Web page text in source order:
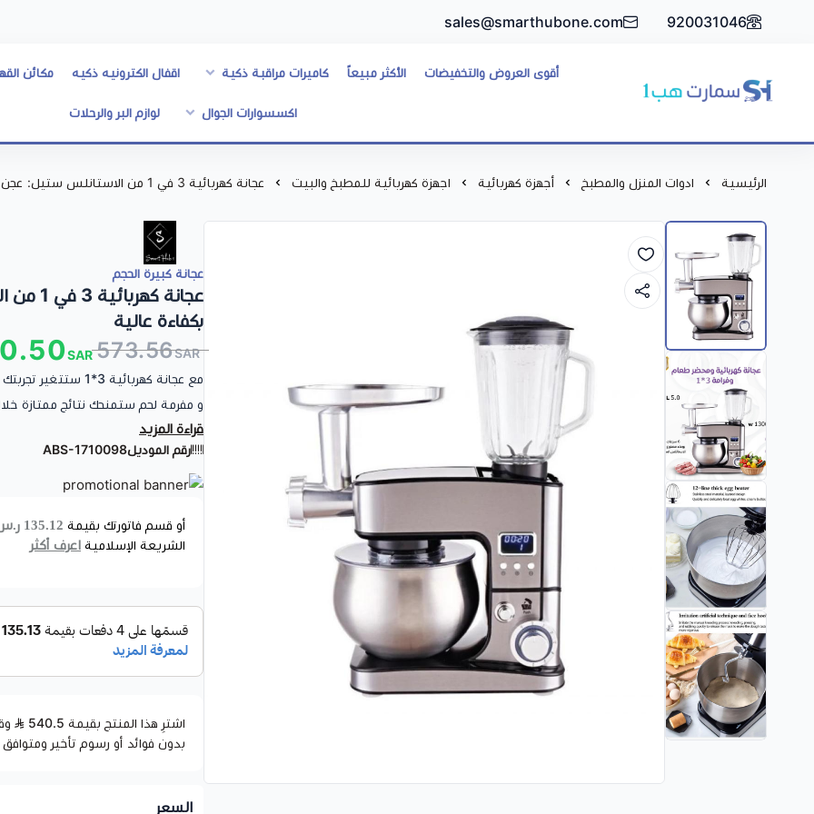
920031046
sales@smarthubone.com
سمارت هبSmart Hub1
أقوى العروض والتخفيضات الأكثر مبيعاً كاميرات مراقبة ذكية اقفال الكترونيه ذكيه مكائن
اكسسوارات الجوال لوازم البر والرحلات
الرئيسية ادوات المنزل والمطبخ أجهزة كهربائية اجهزة كهربائية للمطبخ والبيت عجانة كهربائية 3 في 1 من الاستانلس ستيل: عجن، تحضير طعام، وفرم بكفاءة عالية
عجانة كبيرة الحجم
عجانة
بكفاءة عالية
573.56SAR
SAR
مع عجانة
و مفرمة لحم ستمنحك نتائج ممتازة
مميزات المنتج:
سعة كبيرة:
عدة سرعات:
العجين.
تصميم عصري: تمتاز هذه
من الفخامة لمطبخك.
قراءة المزيد
رقم الموديلABS-1710098
أو قسم فاتورتك بقيمة 135.12 ر.س
الشريعة الإسلامية اعرف أكثر
اشترِ هذا المنتج بقيمة 540.5
بدون فوائد أو رسوم تأخير
السعر